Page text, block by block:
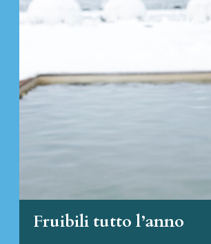
Fruibili tutto l’anno